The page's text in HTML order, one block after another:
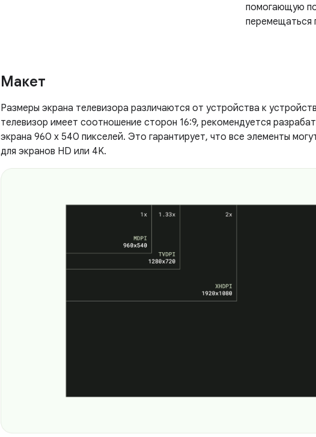
помогающую
перемещаться
Макет
Размеры экрана телевизора различаются от устройства к
телевизор имеет соотношение сторон 16:9, рекомендуется
экрана 960 x 540 пикселей. Это гарантирует, что все элементы
для экранов HD или 4K.